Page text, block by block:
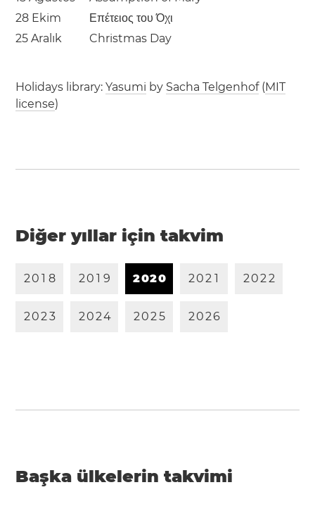
28 Ekim
Επέτειος του Όχι
25 Aralık
Christmas Day
Holidays library:Yasumi by Sacha Telgenhof(MIT
license)
Diğer yıllar için takvim
20 1 8 20 1 9 2020 202 1 2022
2023 2024 2025 2026
Başka ülkelerin takvimi